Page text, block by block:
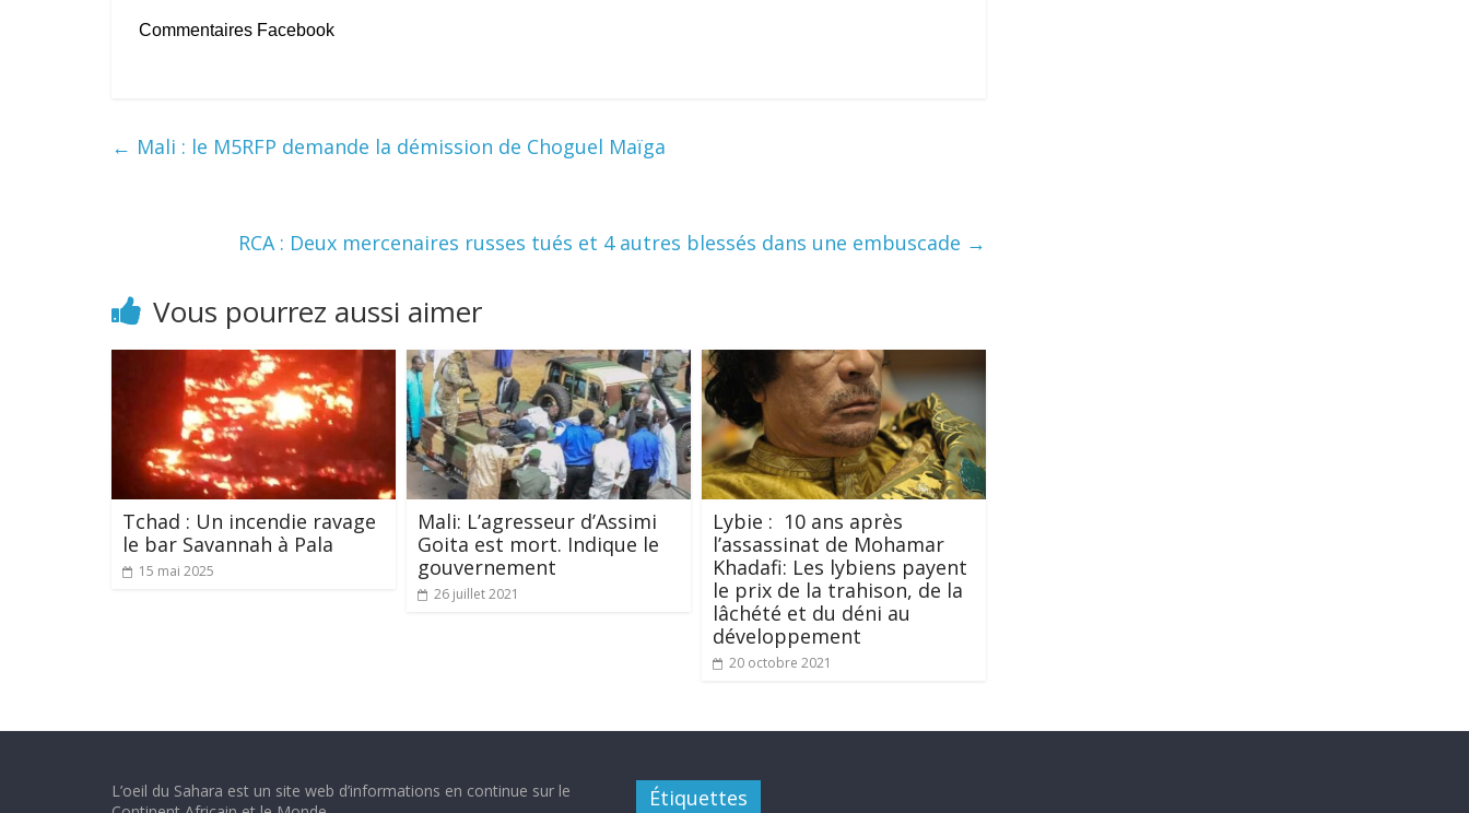
Commentaires Facebook
← Mali : le M5RFP demande la démission de Choguel Maïga
RCA : Deux mercenaires russes tués et 4 autres blessés dans une embuscade →
Vous pourrez aussi aimer
Tchad : Un incendie ravage
le bar Savannah à Pala
15 mai 2025
Mali: L’agresseur d’Assimi
Goita est mort. Indique le
gouvernement
26 juillet 2021
Lybie : 10 ans après
l’assassinat de Mohamar
Khadafi: Les lybiens payent
le prix de la trahison, de la
lâchété et du déni au
développement
20 octobre 2021
L’oeil du Sahara est un site web d’informations en continue sur le
Étiquettes